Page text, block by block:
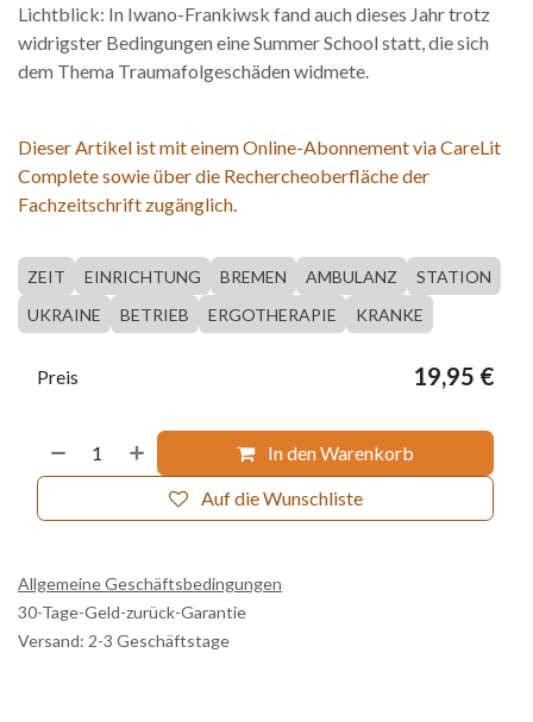
Lichtblick: In Iwano-Frankiwsk fand auch dieses Jahr trotz
widrigster Bedingungen eine Summer School statt, die sich
dem Thema Traumafolgeschäden widmete.
Dieser Artikel ist mit einem Online-Abonnement via CareLit
Complete sowie über die Rechercheoberfläche der
Fachzeitschrift zugänglich.
ZEIT EINRICHTUNG BREMEN AMBULANZ
STATION
UKRAINE
BETRIEB ERGOTHERAPIE KRANKE
In den Warenkorb
Auf die Wunschliste
Preis 19,95 €
Allgemeine Geschäftsbedingungen
30-Tage-Geld-zurück-Garantie
Versand: 2-3 Geschäftstage